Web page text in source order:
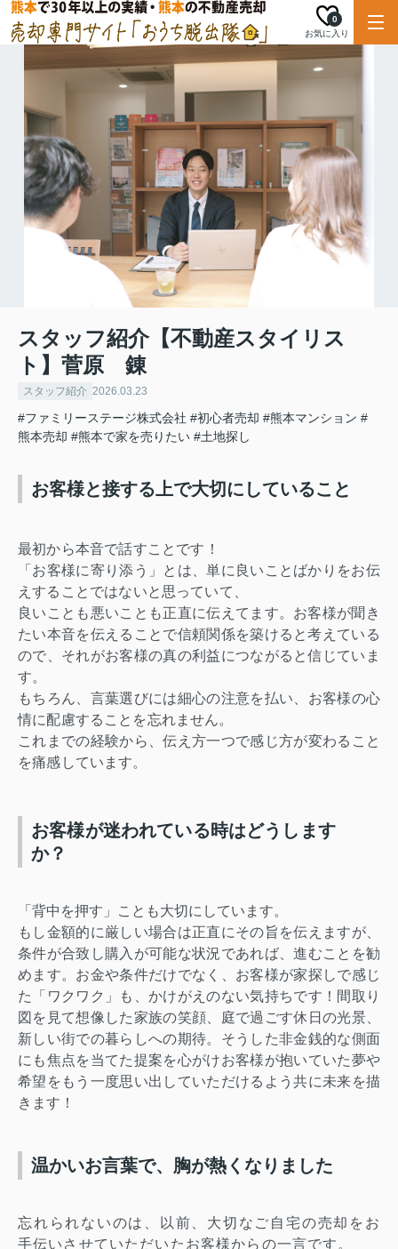
お気に入り
0
スタッフ紹介【不動産スタイリス
ト】菅原 錬
スタッフ紹介 2026.03.23
#ファミリーステージ株式会社 #初心者売却 #熊本マンション #
熊本売却 #熊本で家を売りたい #土地探し
お客様と接する上で大切にしていること
最初から本音で話すことです！
「お客様に寄り添う」とは、単に良いことばかりをお伝
えすることではないと思っていて、
良いことも悪いことも正直に伝えてます。お客様が聞き
たい本音を伝えることで信頼関係を築けると考えている
ので、それがお客様の真の利益につながると信じていま
す。
もちろん、言葉選びには細心の注意を払い、お客様の心
情に配慮することを忘れません。
これまでの経験から、伝え方一つで感じ方が変わること
を痛感しています。
お客様が迷われている時はどうします
か？
「背中を押す」ことも大切にしています。
もし金額的に厳しい場合は正直にその旨を伝えますが、
条件が合致し購入が可能な状況であれば、進むことを勧
めます。お金や条件だけでなく、お客様が家探しで感じ
た「ワクワク」も、かけがえのない気持ちです！間取り
図を見て想像した家族の笑顔、庭で過ごす休日の光景、
新しい街での暮らしへの期待。そうした非金銭的な側面
にも焦点を当てた提案を心がけお客様が抱いていた夢や
希望をもう一度思い出していただけるよう共に未来を描
きます！
温かいお言葉で、胸が熱くなりました
忘れられないのは、
以前、大切なご自宅の売却をお
手伝いさせていただいたお客様からの一言です。